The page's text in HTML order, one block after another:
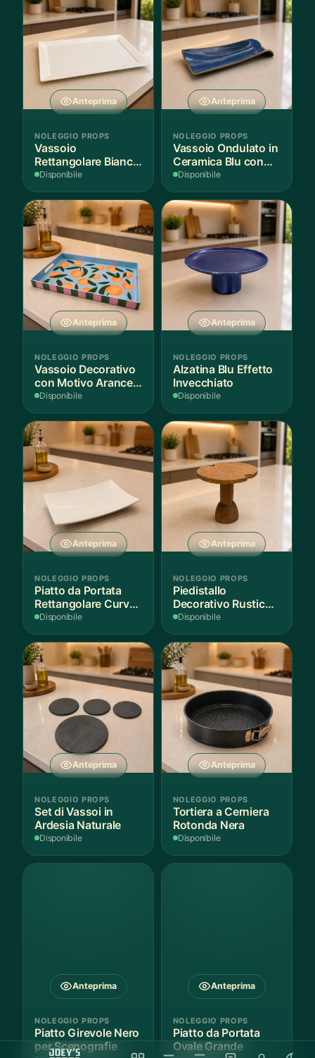
Anteprima
NOLEGGIO PROPS
Vassoio
Rettangolare Bianco
per Scenografie
Disponibile
Anteprima
NOLEGGIO PROPS
Vassoio Ondulato in
Ceramica Blu con
Bordo Dorato
Disponibile
Anteprima
NOLEGGIO PROPS
Vassoio Decorativo
con Motivo Arance e
Foglie
Disponibile
Anteprima
NOLEGGIO PROPS
Alzatina Blu Effetto
Invecchiato
Disponibile
Anteprima
NOLEGGIO PROPS
Piatto da Portata
Rettangolare Curvo
Bianco
Disponibile
Anteprima
NOLEGGIO PROPS
Piedistallo
Decorativo Rustico
in Legno
Disponibile
Anteprima
NOLEGGIO PROPS
Set di Vassoi in
Ardesia Naturale
Disponibile
Anteprima
NOLEGGIO PROPS
Tortiera a Cerniera
Rotonda Nera
Disponibile
Anteprima
NOLEGGIO PROPS
Piatto Girevole Nero
per Scenografie
Anteprima
NOLEGGIO PROPS
Piatto da Portata
Ovale Grande